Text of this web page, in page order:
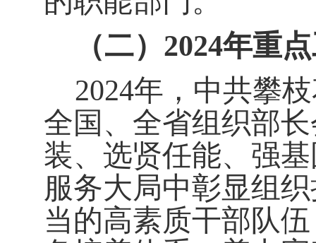
（二） 2024年重
2024年，中共攀
全国、全省组织部
装、选贤任能、强
服务大局中彰显组
当的高素质干部队